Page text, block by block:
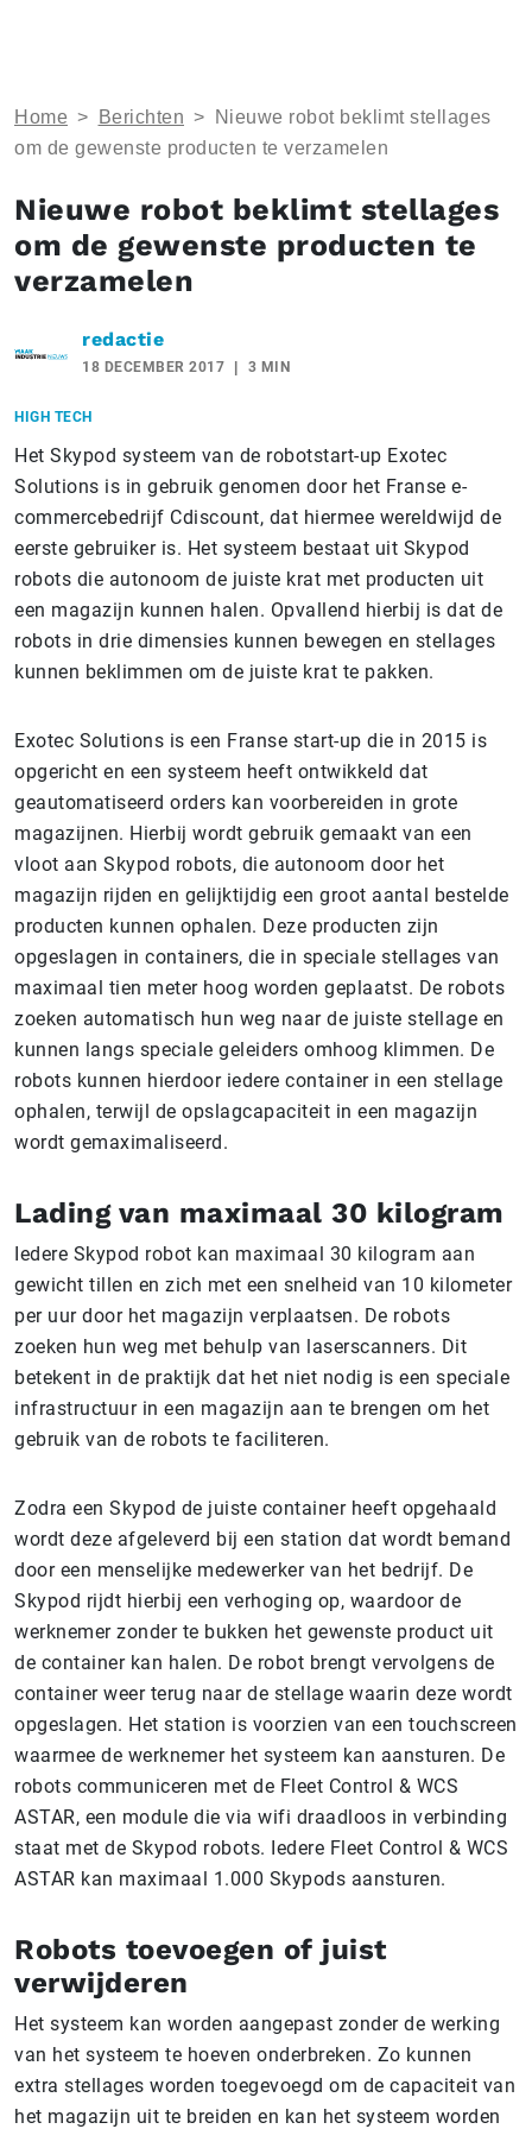
Home > Berichten >
Nieuwe robot beklimt stellages
om de gewenste producten te verzamelen
Nieuwe robot beklimt stellages
om de gewenste producten te
verzamelen
redactie
18 DECEMBER 2017 3 MIN
HIGH TECH
Het Skypod systeem van de robotstart-up Exotec
Solutions is in gebruik genomen door het Franse e-
commercebedrijf Cdiscount, dat hiermee wereldwijd de
eerste gebruiker is. Het systeem bestaat uit Skypod
robots die autonoom de juiste krat met producten uit
een magazijn kunnen halen. Opvallend hierbij is dat de
robots in drie dimensies kunnen bewegen en stellages
kunnen beklimmen om de juiste krat te pakken.
Exotec Solutions is een Franse start-up die in 2015 is
opgericht en een systeem heeft ontwikkeld dat
geautomatiseerd orders kan voorbereiden in grote
magazijnen. Hierbij wordt gebruik gemaakt van een
vloot aan Skypod robots, die autonoom door het
magazijn rijden en gelijktijdig een groot aantal bestelde
producten kunnen ophalen. Deze producten zijn
opgeslagen in containers, die in speciale stellages van
maximaal tien meter hoog worden geplaatst. De robots
zoeken automatisch hun weg naar de juiste stellage en
kunnen langs speciale geleiders omhoog klimmen. De
robots kunnen hierdoor iedere container in een stellage
ophalen, terwijl de opslagcapaciteit in een magazijn
wordt gemaximaliseerd.
Lading van maximaal 30 kilogram
Iedere Skypod robot kan maximaal 30 kilogram aan
gewicht tillen en zich met een snelheid van 10 kilometer
per uur door het magazijn verplaatsen. De robots
zoeken hun weg met behulp van laserscanners. Dit
betekent in de praktijk dat het niet nodig is een speciale
infrastructuur in een magazijn aan te brengen om het
gebruik van de robots te faciliteren.
Zodra een Skypod de juiste container heeft opgehaald
wordt deze afgeleverd bij een station dat wordt bemand
door een menselijke medewerker van het bedrijf. De
Skypod rijdt hierbij een verhoging op, waardoor de
werknemer zonder te bukken het gewenste product uit
de container kan halen. De robot brengt vervolgens de
container weer terug naar de stellage waarin deze wordt
opgeslagen. Het station is voorzien van een touchscreen
waarmee de werknemer het systeem kan aansturen. De
robots communiceren met de Fleet Control & WCS
ASTAR, een module die via wifi draadloos in verbinding
staat met de Skypod robots. Iedere Fleet Control & WCS
ASTAR kan maximaal 1.000 Skypods aansturen.
Robots toevoegen of juist
verwijderen
Het systeem kan worden aangepast zonder de werking
van het systeem te hoeven onderbreken. Zo kunnen
extra stellages worden toegevoegd om de capaciteit van
het magazijn uit te breiden en kan het systeem worden